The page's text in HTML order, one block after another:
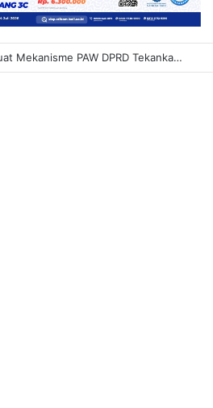
Bimtek KPU Bali Perkuat Mekanisme PAW DPRD Tekankan Ketelitian Dan Kepastian Hukum